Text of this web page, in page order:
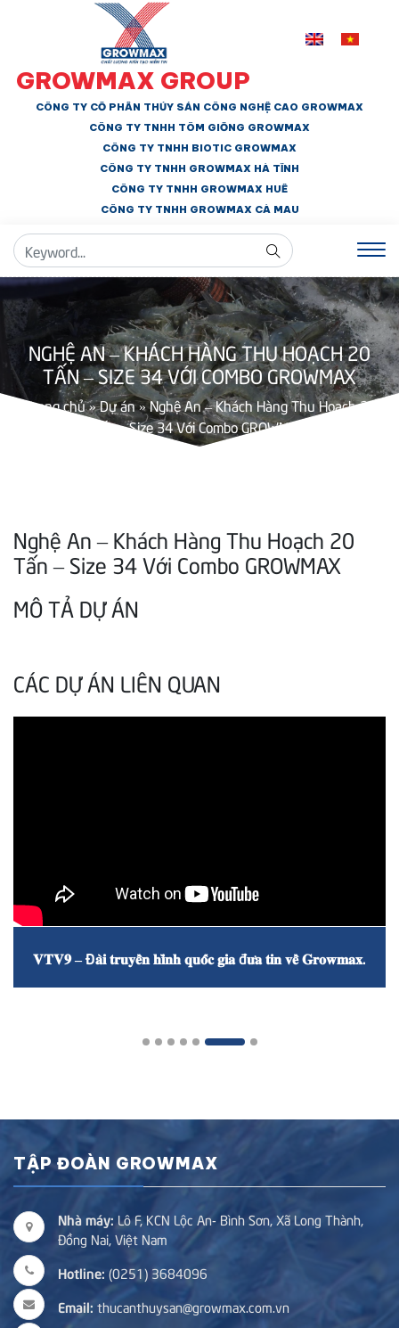
GROWMAX GROUP
CÔNG TY CỔ PHẦN THỦY SẢN CÔNG NGHỆ CAO GROWMAX
CÔNG TY TNHH TÔM GIỐNG GROWMAX
CÔNG TY TNHH BIOTIC GROWMAX
CÔNG TY TNHH GROWMAX HÀ TĨNH
CÔNG TY TNHH GROWMAX HUẾ
CÔNG TY TNHH GROWMAX CÀ MAU
NGHỆ AN – KHÁCH HÀNG THU HOẠCH 20
TẤN – SIZE 34 VỚI COMBO GROWMAX
Trang chủ»Dự án»Nghệ An – Khách Hàng Thu Hoạch 20
Tấn – Size 34 Với Combo GROWMAX
Nghệ An – Khách Hàng Thu Hoạch 20
Tấn – Size 34 Với Combo GROWMAX
MÔ TẢ DỰ ÁN
CÁC DỰ ÁN LIÊN QUAN
𝐕𝐓𝐕𝟗 – Đ𝐚̀𝐢 𝐭𝐫𝐮𝐲𝐞̂̀𝐧 𝐡𝐢̀𝐧𝐡 𝐪𝐮𝐨̂́𝐜 𝐠𝐢𝐚 đ𝐮̛𝐚 𝐭𝐢𝐧 𝐯𝐞̂̀ 𝐆𝐫𝐨𝐰𝐦𝐚𝐱.
TẬP ĐOÀN GROWMAX
Nhà máy: Lô F, KCN Lộc An- Bình Sơn, Xã Long Thành,
Đồng Nai, Việt Nam
Hotline: (0251) 3684096
Email: thucanthuysan@growmax.com.vn